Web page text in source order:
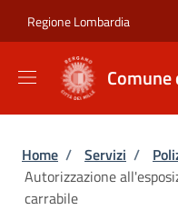
Regione Lombardia
Briciole di
Home / Servizi /
Autorizzazione
carrabile